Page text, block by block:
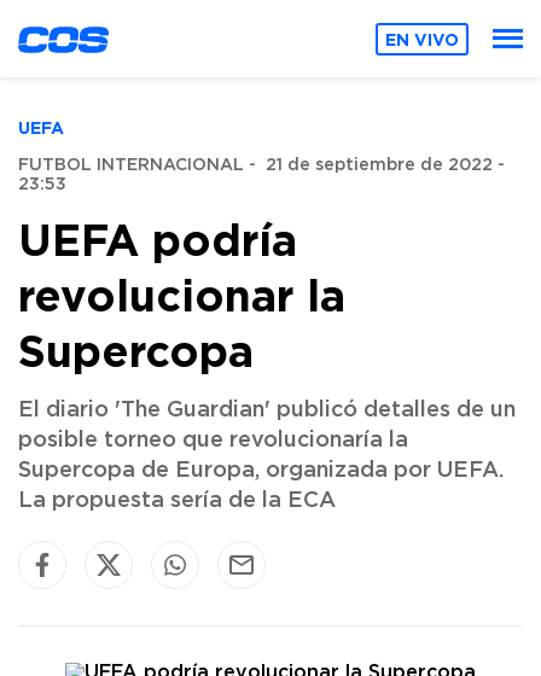
EN VIVO
UEFA
FUTBOL INTERNACIONAL - 21 de septiembre de 2022 -
23:53
UEFA podría
revolucionar la
Supercopa
El diario 'The Guardian' publicó detalles de un
posible torneo que revolucionaría la
Supercopa de Europa, organizada por UEFA.
La propuesta sería de la ECA